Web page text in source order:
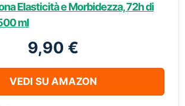
Elasticità e Morbidezza, 72h di
ml
9,90 €
VEDI SU AMAZON